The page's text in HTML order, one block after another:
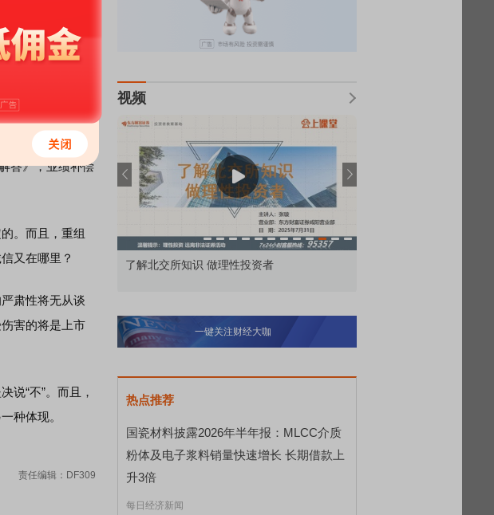
买标的资产。
购”当初的重组
不达标，如今
。那么，今后
答》，业绩补偿
。而且，重组
又在哪里？
肃性将无从谈
害的将是上市
“不”。而且，
种体现。
责任编辑：DF309
视频
资者 市价委托那么多种，究竟怎么用？
一键关注财经大咖
热点推荐
国瓷材料披露2026年半年报：MLCC介质
粉体及电子浆料销量快速增长 长期借款上
升3倍
每日经济新闻